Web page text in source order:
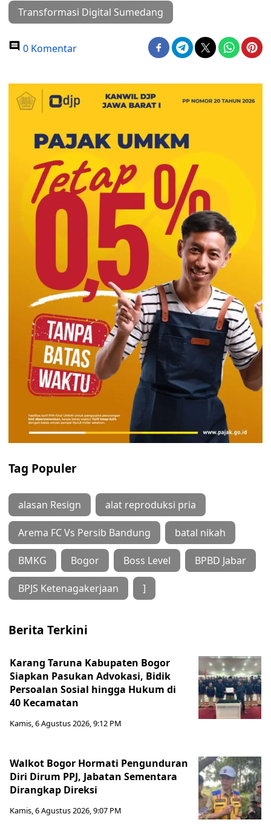
Transformasi Digital Sumedang
0 Komentar
Tag Populer
alasan Resign alat reproduksi pria
Arema FC Vs Persib Bandung batal nikah
BMKG Bogor Boss Level BPBD Jabar
BPJS Ketenagakerjaan ]
Berita Terkini
Karang Taruna Kabupaten Bogor
Siapkan Pasukan Advokasi, Bidik
Persoalan Sosial hingga Hukum di
40 Kecamatan
Kamis, 6 Agustus 2026, 9:12 PM
Walkot Bogor Hormati Pengunduran
Diri Dirum PPJ, Jabatan Sementara
Dirangkap Direksi
Kamis, 6 Agustus 2026, 9:07 PM